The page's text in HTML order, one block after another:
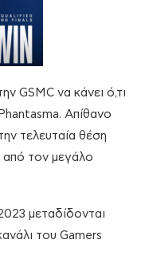
GSMC να κάνει ό,τι
Απίθανο
τελευταία θέση
από τον μεγάλο
μεταδίδονται
του Gamers